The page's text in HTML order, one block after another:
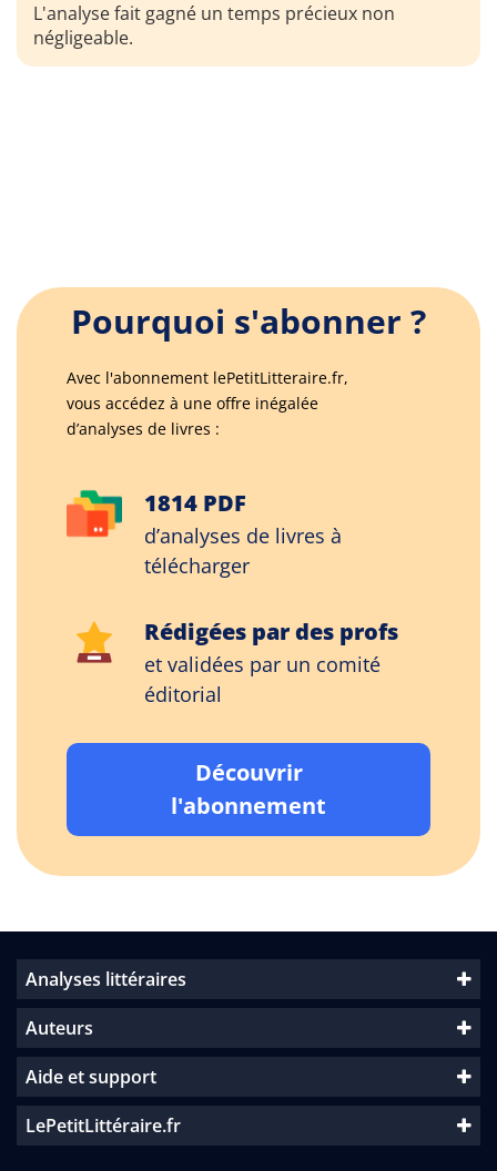
L'analyse fait gagné un temps précieux non
négligeable.
Pourquoi s'abonner ?
Avec l'abonnement lePetitLitteraire.fr,
vous accédez à une offre inégalée
d’analyses de livres :
1814 PDF
d’analyses de livres à
télécharger
Rédigées par des profs
et validées par un comité
éditorial
Découvrir
l'abonnement
Analyses littéraires
Auteurs
Aide et support
LePetitLittéraire.fr